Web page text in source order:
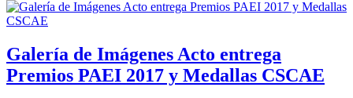
Galería de Imágenes Acto entrega
Premios PAEI 2017 y Medallas CSCAE